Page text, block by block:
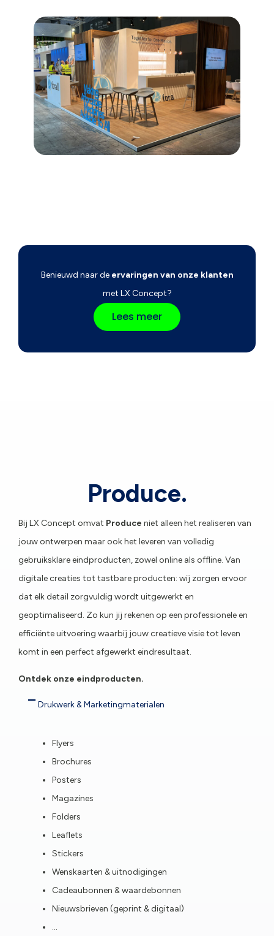
Benieuwd naar de ervaringen van onze klanten
met LX Concept?
Lees meer
Produce.
Bij LX Concept omvat Produce niet alleen het realiseren van
jouw ontwerpen maar ook het leveren van volledig
gebruiksklare eindproducten, zowel online als offline. Van
digitale creaties tot tastbare producten: wij zorgen ervoor
dat elk detail zorgvuldig wordt uitgewerkt en
geoptimaliseerd. Zo kun jij rekenen op een professionele en
efficiënte uitvoering waarbij jouw creatieve visie tot leven
komt in een perfect afgewerkt eindresultaat.
Ontdek onze eindproducten.
Drukwerk & Marketingmaterialen
Flyers
Brochures
Posters
Magazines
Folders
Leaflets
Stickers
Wenskaarten & uitnodigingen
Cadeaubonnen & waardebonnen
Nieuwsbrieven (geprint & digitaal)
…